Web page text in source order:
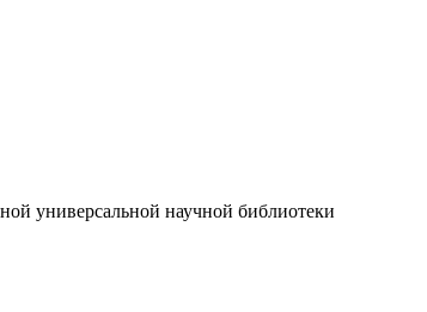
универсальной научной библиотеки